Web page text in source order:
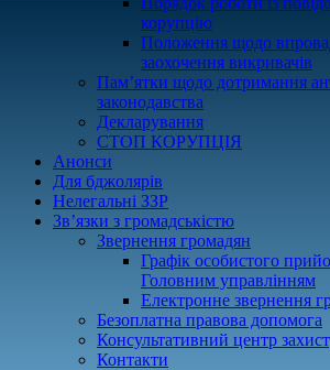
корупцію
Положення щодо
заохочення викривачів
Пам’ятки щодо дотримання
законодавства
Декларування
СТОП КОРУПЦІЯ
Анонси
Для бджолярів
Нелегальні ЗЗР
Зв’язки з громадськістю
Звернення громадян
Графік особистого
Головним управлінням
Електронне звернення
Безоплатна правова допомога
Консультативний центр
Контакти